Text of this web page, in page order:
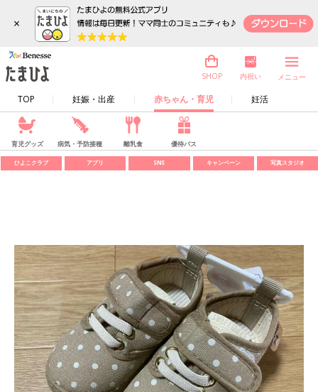
×
TOP 妊娠・出産 赤ちゃん・育児 妊活
SHOP 内祝い メニュー
育児グッズ 病気・予防接種 離乳食 優待パス
ひよこクラブ アプリ SNS キャンペーン 写真スタジオ